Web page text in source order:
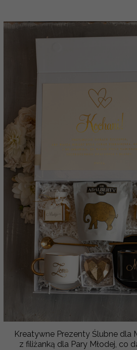
Kreatywne Prezenty Ślubne dla
z filiżanką dla Pary Młodej, co